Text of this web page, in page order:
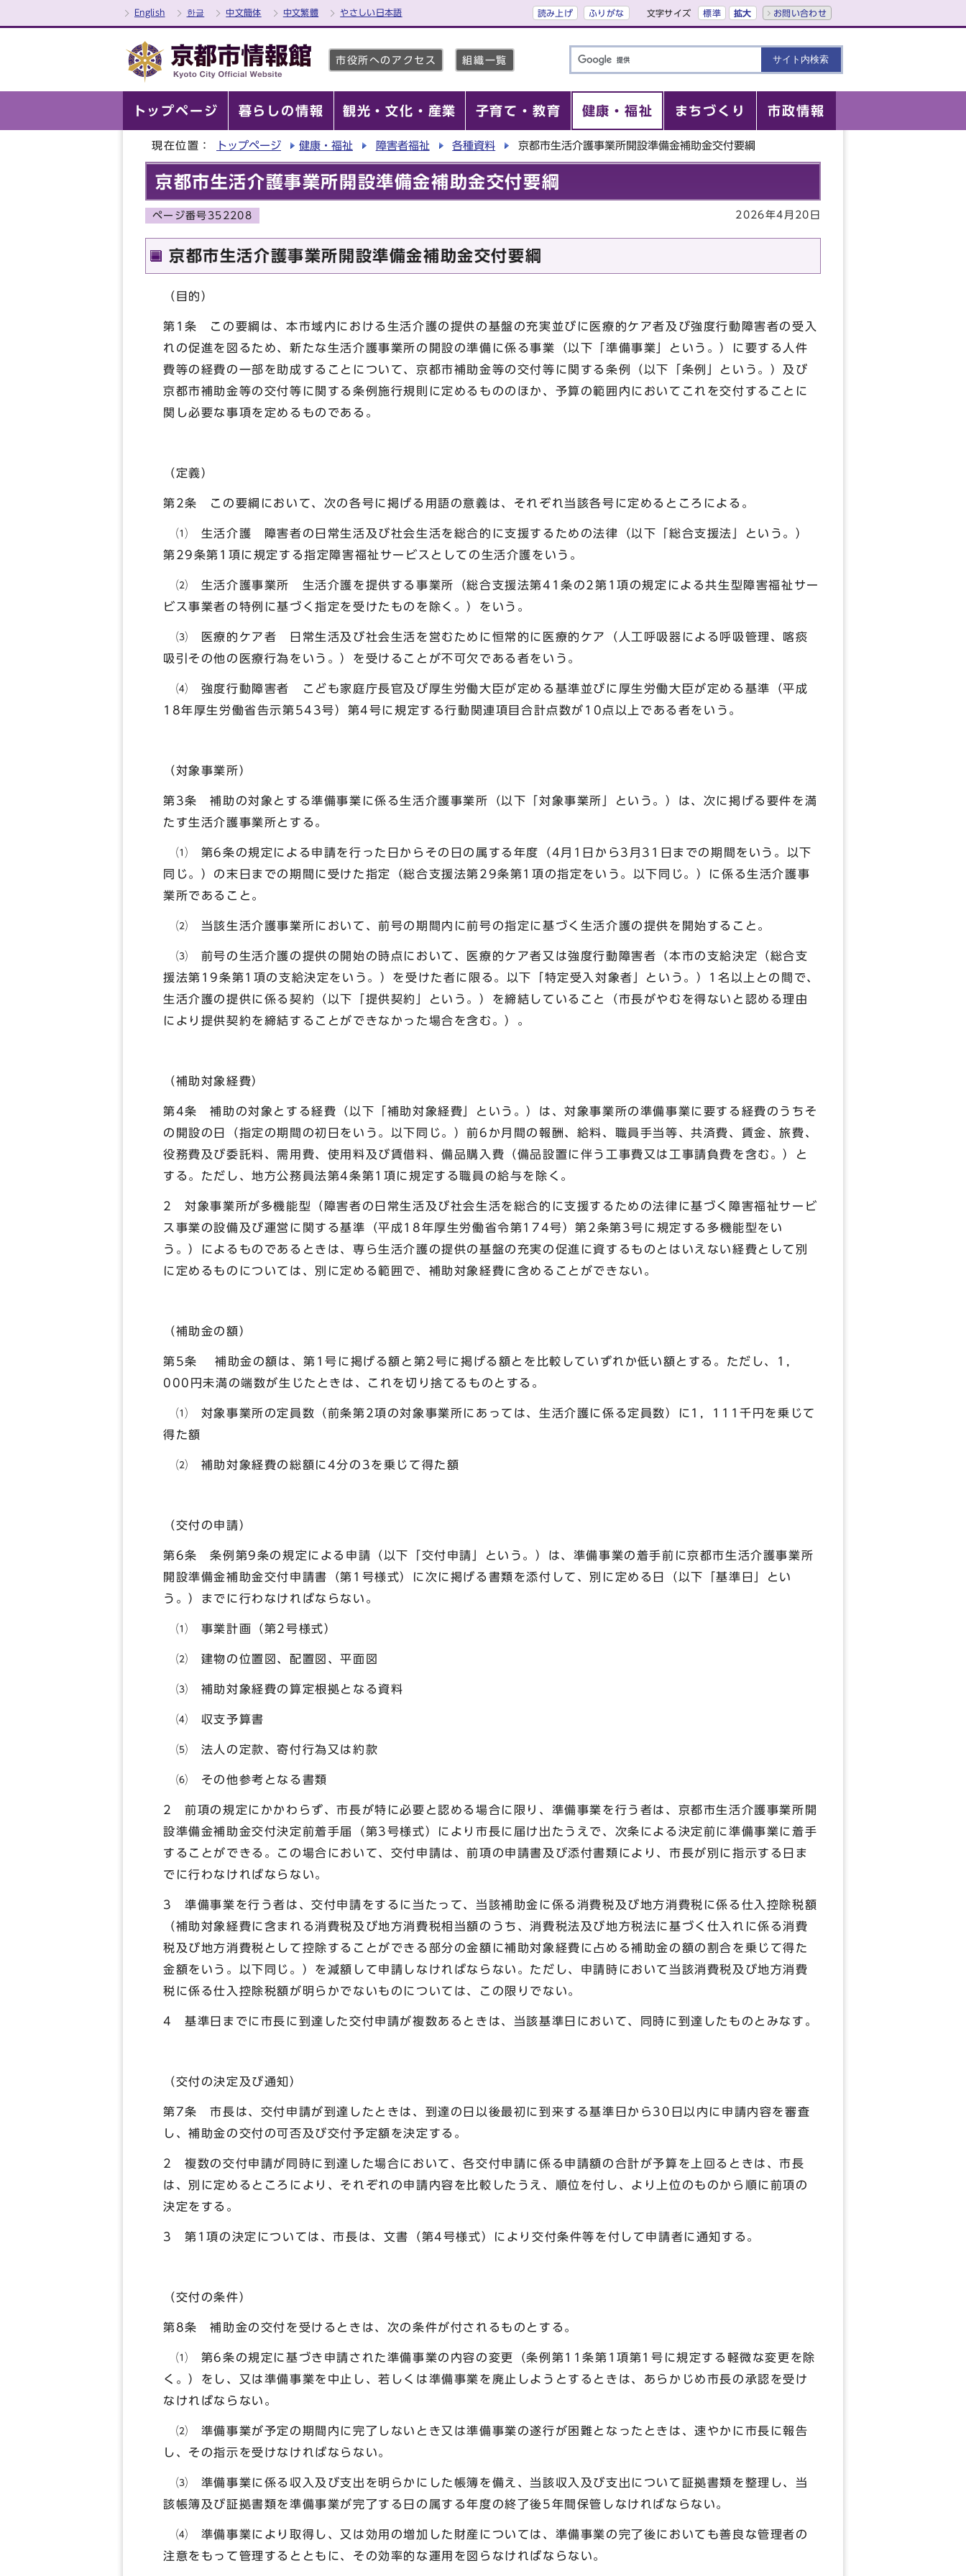
English 한글 中文簡体 中文繁體 やさしい日本語 読み上げ ふりがな 文字サイズ 標準 拡大 お問い合わせ
市役所へのアクセス 組織一覧
トップページ 暮らしの情報 観光・文化・産業 子育て・教育 健康・福祉 まちづくり 市政情報
現在位置： トップページ 健康・福祉 障害者福祉 各種資料 京都市生活介護事業所開設準備金補助金交付要綱
京都市生活介護事業所開設準備金補助金交付要綱
ページ番号352208 2026年4月20日
京都市生活介護事業所開設準備金補助金交付要綱
（目的）
第1条 この要綱は、本市域内における生活介護の提供の基盤の充実並びに医療的ケア者及び強度行動障害者の受入
れの促進を図るため、新たな生活介護事業所の開設の準備に係る事業（以下「準備事業」という。）に要する人件
費等の経費の一部を助成することについて、京都市補助金等の交付等に関する条例（以下「条例」という。）及び
京都市補助金等の交付等に関する条例施行規則に定めるもののほか、予算の範囲内においてこれを交付することに
関し必要な事項を定めるものである。
（定義）
第2条 この要綱において、次の各号に掲げる用語の意義は、それぞれ当該各号に定めるところによる。
⑴ 生活介護 障害者の日常生活及び社会生活を総合的に支援するための法律（以下「総合支援法」という。）
第29条第1項に規定する指定障害福祉サービスとしての生活介護をいう。
⑵ 生活介護事業所 生活介護を提供する事業所（総合支援法第41条の2第1項の規定による共生型障害福祉サー
ビス事業者の特例に基づく指定を受けたものを除く。）をいう。
⑶ 医療的ケア者 日常生活及び社会生活を営むために恒常的に医療的ケア（人工呼吸器による呼吸管理、喀痰
吸引その他の医療行為をいう。）を受けることが不可欠である者をいう。
⑷ 強度行動障害者 こども家庭庁長官及び厚生労働大臣が定める基準並びに厚生労働大臣が定める基準（平成
18年厚生労働省告示第543号）第4号に規定する行動関連項目合計点数が10点以上である者をいう。
（対象事業所）
第3条 補助の対象とする準備事業に係る生活介護事業所（以下「対象事業所」という。）は、次に掲げる要件を満
たす生活介護事業所とする。
⑴ 第6条の規定による申請を行った日からその日の属する年度（4月1日から3月31日までの期間をいう。以下
同じ。）の末日までの期間に受けた指定（総合支援法第29条第1項の指定をいう。以下同じ。）に係る生活介護事
業所であること。
⑵ 当該生活介護事業所において、前号の期間内に前号の指定に基づく生活介護の提供を開始すること。
⑶ 前号の生活介護の提供の開始の時点において、医療的ケア者又は強度行動障害者（本市の支給決定（総合支
援法第19条第1項の支給決定をいう。）を受けた者に限る。以下「特定受入対象者」という。）1名以上との間で、
生活介護の提供に係る契約（以下「提供契約」という。）を締結していること（市長がやむを得ないと認める理由
により提供契約を締結することができなかった場合を含む。）。
（補助対象経費）
第4条 補助の対象とする経費（以下「補助対象経費」という。）は、対象事業所の準備事業に要する経費のうちそ
の開設の日（指定の期間の初日をいう。以下同じ。）前6か月間の報酬、給料、職員手当等、共済費、賃金、旅費、
役務費及び委託料、需用費、使用料及び賃借料、備品購入費（備品設置に伴う工事費又は工事請負費を含む。）と
する。ただし、地方公務員法第4条第1項に規定する職員の給与を除く。
2 対象事業所が多機能型（障害者の日常生活及び社会生活を総合的に支援するための法律に基づく障害福祉サービ
ス事業の設備及び運営に関する基準（平成18年厚生労働省令第174号）第2条第3号に規定する多機能型をい
う。）によるものであるときは、専ら生活介護の提供の基盤の充実の促進に資するものとはいえない経費として別
に定めるものについては、別に定める範囲で、補助対象経費に含めることができない。
（補助金の額）
第5条 補助金の額は、第1号に掲げる額と第2号に掲げる額とを比較していずれか低い額とする。ただし、1，
000円未満の端数が生じたときは、これを切り捨てるものとする。
⑴ 対象事業所の定員数（前条第2項の対象事業所にあっては、生活介護に係る定員数）に1，111千円を乗じて
得た額
⑵ 補助対象経費の総額に4分の3を乗じて得た額
（交付の申請）
第6条 条例第9条の規定による申請（以下「交付申請」という。）は、準備事業の着手前に京都市生活介護事業所
開設準備金補助金交付申請書（第1号様式）に次に掲げる書類を添付して、別に定める日（以下「基準日」とい
う。）までに行わなければならない。
⑴ 事業計画（第2号様式）
⑵ 建物の位置図、配置図、平面図
⑶ 補助対象経費の算定根拠となる資料
⑷ 収支予算書
⑸ 法人の定款、寄付行為又は約款
⑹ その他参考となる書類
2 前項の規定にかかわらず、市長が特に必要と認める場合に限り、準備事業を行う者は、京都市生活介護事業所開
設準備金補助金交付決定前着手届（第3号様式）により市長に届け出たうえで、次条による決定前に準備事業に着手
することができる。この場合において、交付申請は、前項の申請書及び添付書類により、市長が別に指示する日ま
でに行わなければならない。
3 準備事業を行う者は、交付申請をするに当たって、当該補助金に係る消費税及び地方消費税に係る仕入控除税額
（補助対象経費に含まれる消費税及び地方消費税相当額のうち、消費税法及び地方税法に基づく仕入れに係る消費
税及び地方消費税として控除することができる部分の金額に補助対象経費に占める補助金の額の割合を乗じて得た
金額をいう。以下同じ。）を減額して申請しなければならない。ただし、申請時において当該消費税及び地方消費
税に係る仕入控除税額が明らかでないものについては、この限りでない。
4 基準日までに市長に到達した交付申請が複数あるときは、当該基準日において、同時に到達したものとみなす。
（交付の決定及び通知）
第7条 市長は、交付申請が到達したときは、到達の日以後最初に到来する基準日から30日以内に申請内容を審査
し、補助金の交付の可否及び交付予定額を決定する。
2 複数の交付申請が同時に到達した場合において、各交付申請に係る申請額の合計が予算を上回るときは、市長
は、別に定めるところにより、それぞれの申請内容を比較したうえ、順位を付し、より上位のものから順に前項の
決定をする。
3 第1項の決定については、市長は、文書（第4号様式）により交付条件等を付して申請者に通知する。
（交付の条件）
第8条 補助金の交付を受けるときは、次の条件が付されるものとする。
⑴ 第6条の規定に基づき申請された準備事業の内容の変更（条例第11条第1項第1号に規定する軽微な変更を除
く。）をし、又は準備事業を中止し、若しくは準備事業を廃止しようとするときは、あらかじめ市長の承認を受け
なければならない。
⑵ 準備事業が予定の期間内に完了しないとき又は準備事業の遂行が困難となったときは、速やかに市長に報告
し、その指示を受けなければならない。
⑶ 準備事業に係る収入及び支出を明らかにした帳簿を備え、当該収入及び支出について証拠書類を整理し、当
該帳簿及び証拠書類を準備事業が完了する日の属する年度の終了後5年間保管しなければならない。
⑷ 準備事業により取得し、又は効用の増加した財産については、準備事業の完了後においても善良な管理者の
注意をもって管理するとともに、その効率的な運用を図らなければならない。